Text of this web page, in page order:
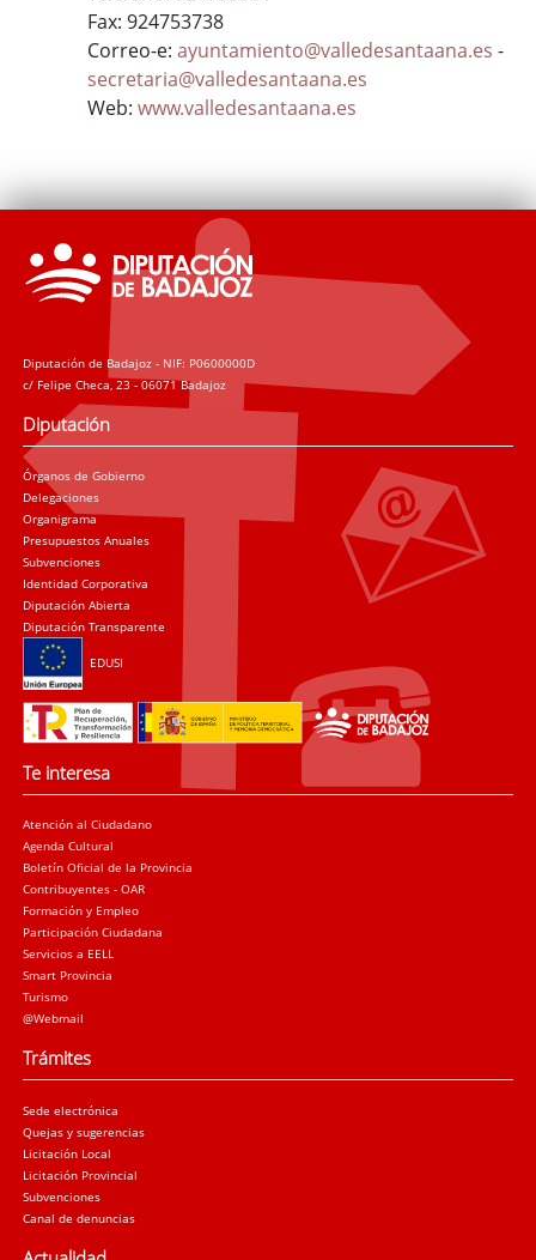
Fax: 924753738
Correo-e: ayuntamiento@valledesantaana.es -
secretaria@valledesantaana.es
Web: www.valledesantaana.es
Diputación de Badajoz - NIF: P0600000D
c/ Felipe Checa, 23 - 06071 Badajoz
Diputación
Órganos de Gobierno
Delegaciones
Organigrama
Presupuestos Anuales
Subvenciones
Identidad Corporativa
Diputación Abierta
Diputación Transparente
EDUSI
Te interesa
Atención al Ciudadano
Agenda Cultural
Boletín Oficial de la Provincia
Contribuyentes - OAR
Formación y Empleo
Participación Ciudadana
Servicios a EELL
Smart Provincia
Turismo
@Webmail
Trámites
Sede electrónica
Quejas y sugerencias
Licitación Local
Licitación Provincial
Subvenciones
Canal de denuncias